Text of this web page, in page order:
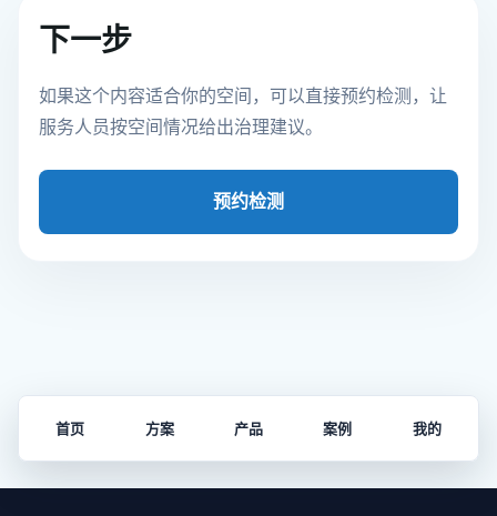
下一步
如果这个内容适合你的空间，可以直接预约检测，让
服务人员按空间情况给出治理建议。
预约检测
首页 方案 产品 案例 我的